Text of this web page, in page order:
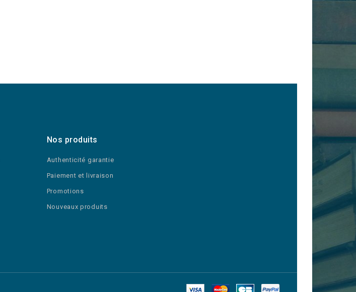
Nos produits
Authenticité garantie
Paiement et livraison
Promotions
Nouveaux produits